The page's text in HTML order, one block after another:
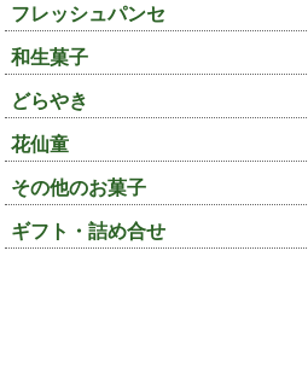
フレッシュパンセ
和生菓子
どらやき
花仙童
その他のお菓子
ギフト・詰め合せ